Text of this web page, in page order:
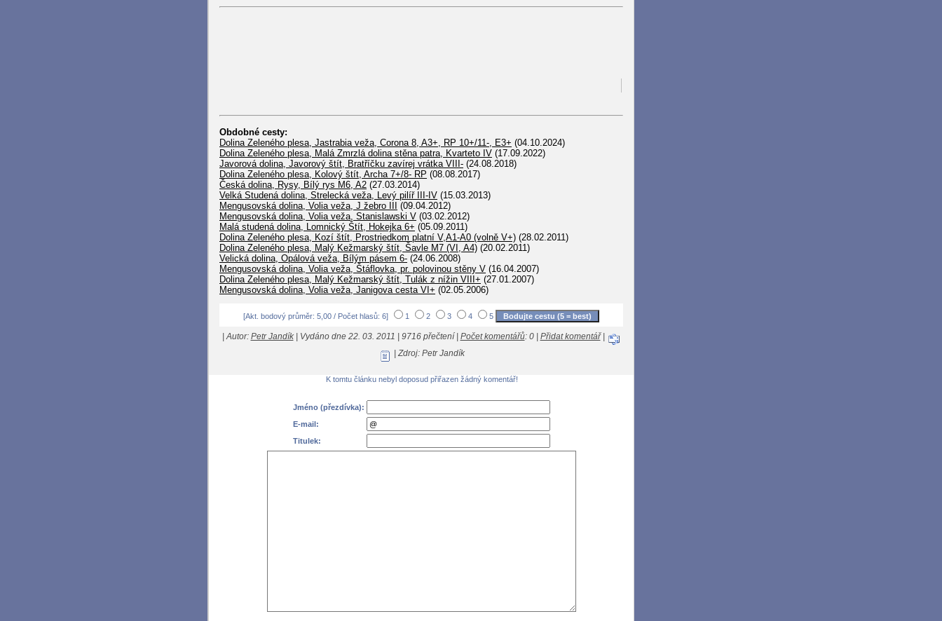
Obdobné cesty:
Dolina Zeleného plesa, Jastrabia veža, Corona 8, A3+, RP 10+/11-, E3+ (04.10.2024)
Dolina Zeleného plesa, Malá Zmrzlá dolina stěna patra, Kvarteto IV (17.09.2022)
Javorová dolina, Javorový štít, Bratříčku zavírej vrátka VIII- (24.08.2018)
Dolina Zeleného plesa, Kolový štít, Archa 7+/8- RP (08.08.2017)
Česká dolina, Rysy, Bílý rys M6, A2 (27.03.2014)
Velká Studená dolina, Strelecká veža, Levý pilíř III-IV (15.03.2013)
Mengusovská dolina, Volia veža, J žebro III
(09.04.2012)
Mengusovská dolina, Volia veža, Stanislawski V (03.02.2012)
Malá studená dolina, Lomnický Štít, Hokejka 6+ (05.09.2011)
Dolina Zeleného plesa, Kozí štít, Prostriedkom platní V,A1-A0 (volně V+) (28.02.2011)
Dolina Zeleného plesa, Malý Kežmarský štít, Šavle M7 (VI, A4) (20.02.2011)
Velická dolina, Opálová veža, Bílým pásem 6- (24.06.2008)
Mengusovská dolina, Volia veža, Štáflovka, pr. polovinou stěny V (16.04.2007)
Dolina Zeleného plesa, Malý Kežmarský štít, Tulák z nížin VIII+ (27.01.2007)
Mengusovská dolina, Volia veža, Janigova cesta VI+ (02.05.2006)
[Akt. bodový průměr: 5,00 / Počet hlasů: 6] 1 2 3 4 5
| Autor: Petr Jandík| Vydáno dne 22. 03. 2011 | 9716 přečtení | Počet komentářů: 0 | Přidat komentář|
| Zdroj: Petr Jandík
K tomtu článku nebyl doposud přiřazen žádný komentář!
Jméno (přezdívka):
E-mail:
Titulek: